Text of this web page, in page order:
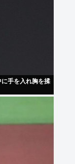
手を入れ胸を揉